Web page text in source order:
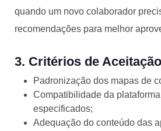
quando um novo colaborador
recomendações para melhor
3. Critérios de Aceitação
Padronização dos mapas de
Compatibilidade da
especificados;
Adequação do conteúdo das